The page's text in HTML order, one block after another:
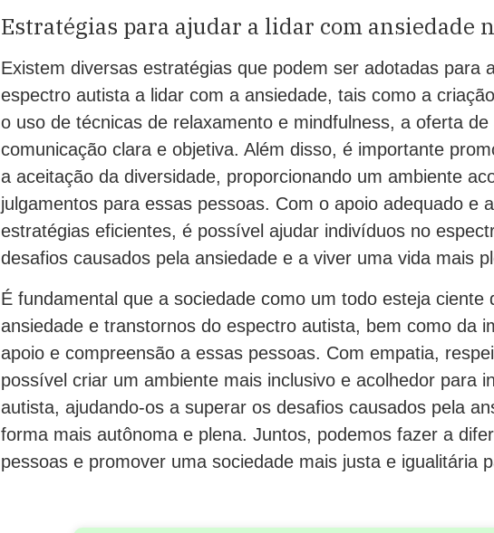
Estratégias para ajudar a lidar com ansiedade
Existem diversas estratégias que podem ser adotadas para
espectro autista a lidar com a ansiedade, tais como a
o uso de técnicas de relaxamento e mindfulness, a oferta
comunicação clara e objetiva. Além disso, é importante
a aceitação da diversidade, proporcionando um ambiente
julgamentos para essas pessoas. Com o apoio adequado e
estratégias eficientes, é possível ajudar indivíduos no
desafios causados pela ansiedade e a viver uma vida mais
É fundamental que a sociedade como um todo esteja ciente
ansiedade e transtornos do espectro autista, bem como da
apoio e compreensão a essas pessoas. Com empatia,
possível criar um ambiente mais inclusivo e acolhedor para
autista, ajudando-os a superar os desafios causados pela
forma mais autônoma e plena. Juntos, podemos fazer a
pessoas e promover uma sociedade mais justa e igualitária